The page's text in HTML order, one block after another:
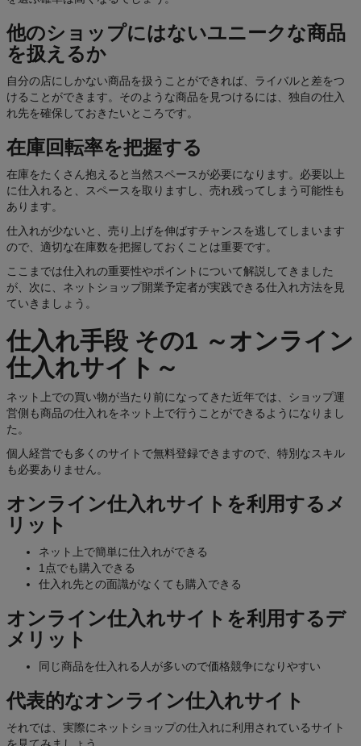
格
JP
他のショップにはないユニークな商品
を扱えるか
自分の店にしかない商品を扱うことができれば、ライバルと差をつ
けることができます。そのような商品を見つけるには、独自の仕入
れ先を確保しておきたいところです。
在庫回転率を把握する
在庫をたくさん抱えると当然スペースが必要になります。必要以上
に仕入れると、スペースを取りますし、売れ残ってしまう可能性も
あります。
仕入れが少ないと、売り上げを伸ばすチャンスを逃してしまいます
ので、適切な在庫数を把握しておくことは重要です。
ここまでは仕入れの重要性やポイントについて解説してきました
が、次に、ネットショップ開業予定者が実践できる仕入れ方法を見
ていきましょう。
仕入れ手段 その1 ～オンライン
仕入れサイト～
ネット上での買い物が当たり前になってきた近年では、ショップ運
営側も商品の仕入れをネット上で行うことができるようになりまし
た。
個人経営でも多くのサイトで無料登録できますので、特別なスキル
も必要ありません。
オンライン仕入れサイトを利用するメ
リット
ネット上で簡単に仕入れができる
1点でも購入できる
仕入れ先との面識がなくても購入できる
オンライン仕入れサイトを利用するデ
メリット
同じ商品を仕入れる人が多いので価格競争になりやすい
代表的なオンライン仕入れサイト
それでは、実際にネットショップの仕入れに利用されているサイト